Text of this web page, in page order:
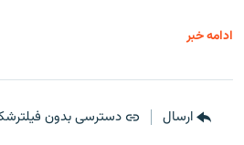
ادامه خبر
ارسال دسترسی بدون